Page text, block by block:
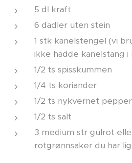
5 dl kraft
6 dadler uten stein
1 stk kanelstengel (vi
ikke hadde kanelstang i
1/2 ts spisskummen
1/4 ts koriander
1/2 ts nykvernet pepper
1/2 ts salt
3 medium str gulrot
rotgrønnsaker du har